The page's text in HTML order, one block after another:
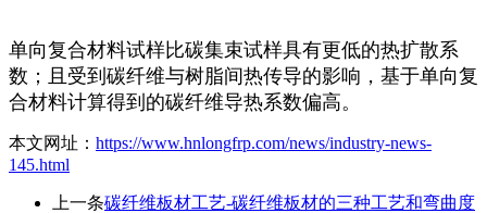
单向复合材料试样比碳集束试样具有更低的热扩散系
数；且受到碳纤维与树脂间热传导的影响，基于单向复
合材料计算得到的碳纤维导热系数偏高。
本文网址： https://www.hnlongfrp.com/news/industry-news-
145.html
上一条碳纤维板材工艺-碳纤维板材的三种工艺和弯曲度